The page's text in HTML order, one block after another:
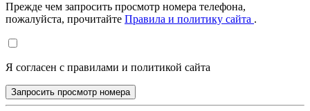
Прежде чем запросить просмотр номера телефона,
пожалуйста, прочитайте Правила и политику сайта .
Я согласен с правилами и политикой сайта
Запросить просмотр номера